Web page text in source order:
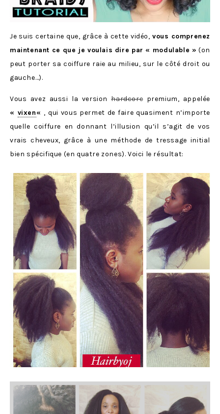
Je suis certaine que, grâce à cette vidéo, vous comprenez
maintenant ce que je voulais dire par « modulable » (on
peut porter sa coiffure raie au milieu, sur le côté droit ou
gauche…).
Vous avez aussi la versionhardcorepremium, appelée
« vixen« , qui vous permet de faire quasiment n’importe
quelle coiffure en donnant l’illusion qu’il s’agit de vos
vrais cheveux, grâce à une méthode de tressage initial
bien spécifique (en quatre zones). Voici le résultat: